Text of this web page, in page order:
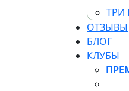
ТРИ
ОТЗЫВЫ
БЛОГ
КЛУБЫ